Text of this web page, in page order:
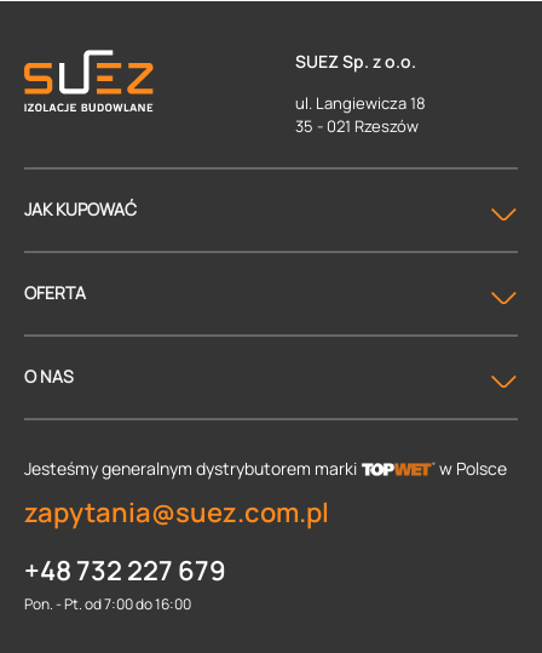
SUEZ Sp. z o.o.
ul. Langiewicza 18
35 - 021 Rzeszów
JAK KUPOWAĆ
OFERTA
O NAS
Jesteśmy generalnym dystrybutorem marki w Polsce
zapytania@suez.com.pl
+48 732 227 679
Pon. - Pt. od 7:00 do 16:00